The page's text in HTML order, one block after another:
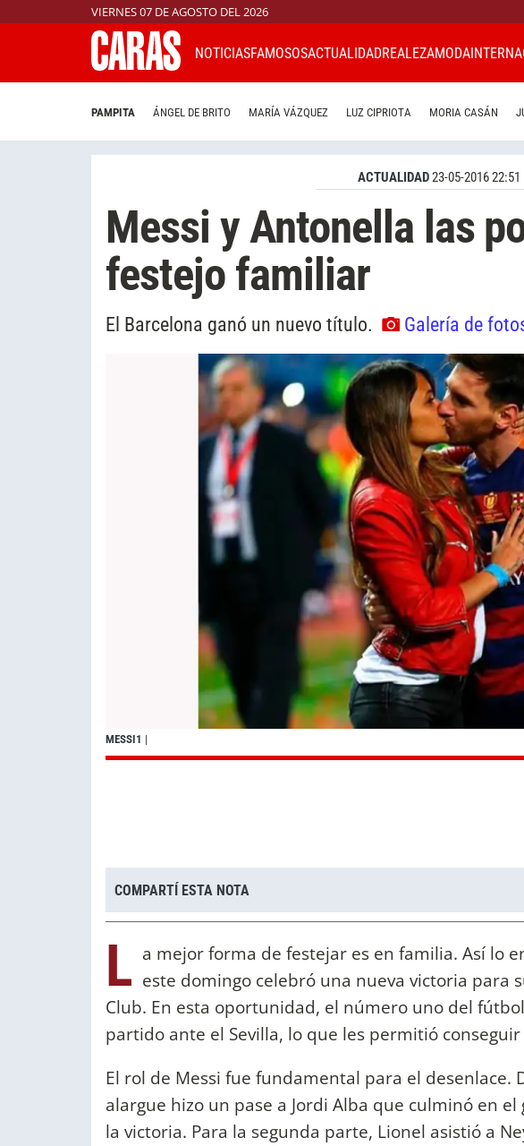
VIERNES 07 DE AGOSTO DEL 2026
NOTICIASFAMOSOSACTUALIDADREALEZAMODA
PAMPITA ÁNGEL DE BRITO MARÍA VÁZQUEZ LUZ CIPRIOTA MORIA CASÁN
ACTUALIDAD23-05-2016 22:51
Messi y Antonella las
festejo familiar
El Barcelona ganó un nuevo título. Galería de
MESSI1 |
COMPARTÍ ESTA NOTA
L a mejor forma de festejar es en familia. Así lo
este domingo celebró una nueva victoria para
Club. En esta oportunidad, el número uno del
partido ante el Sevilla, lo que les permitió conseguir
El rol de Messi fue fundamental para el
alargue hizo un pase a Jordi Alba que culminó en
la victoria. Para la segunda parte, Lionel asistió a